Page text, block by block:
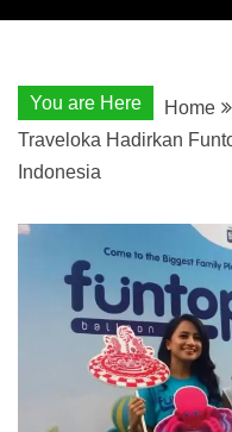
You are Here Home
Traveloka Hadirkan
Indonesia